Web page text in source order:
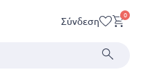
Σύνδεση 0